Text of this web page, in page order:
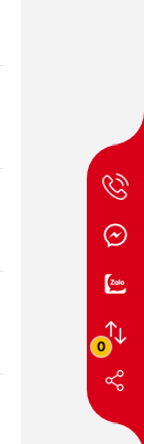
0
Tai
Baseus
XH1
Sound